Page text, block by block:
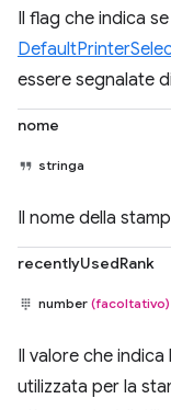
Il flag che indica
essere segnalate
nome
stringa
Il nome della
recentlyUsedRank
number (facoltativo)
Il valore che
utilizzata per la